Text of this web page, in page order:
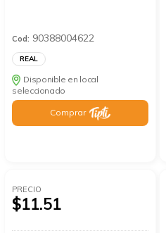
Cod: 90388004622
REAL
Disponible en local
seleccionado
Comprar
PRECIO
$11.51